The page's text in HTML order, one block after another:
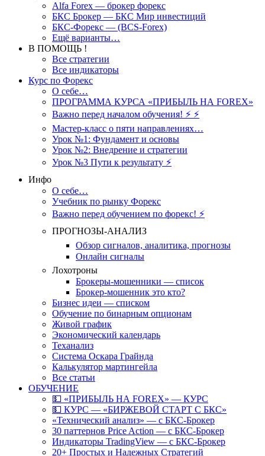
Alfa Forex — брокер форекс
БКС Брокер — БКС Мир инвестиций
БКС-Форекс — (BCS-Forex)
Ещё варианты…
В ПОМОЩЬ !
Все стратегии
Все индикаторы
Курс по Форекс
О себе…
ПРОГРАММА КУРСА «ПРИБЫЛЬ НА FOREX»
Важно перед началом обучения! ⚡ ⚡
Мастер-класс о пяти направлениях…
Урок №1: Фундамент и основы
Урок №2: Внедрение и стратегии
Урок №3 Пути к результату ⚡️
Инфо
О себе…
Учебник по рынку Форекс
Важно перед обучением по форекс! ⚡
ПРОГНОЗЫ-АНАЛИЗ
Обзор сигналов, аналитика, прогнозы
Онлайн сигналы
Лохотроны
Брокеры-мошенники — список
Брокер-мошенник это кто?
Бизнес идеи — списком
Обучение по бинарным опционам
Живой график
Экономический календарь
Теханализ
Система Оскара Грайнда
Калькулятор мартингейла
Все статьи
ОБУЧЕНИЕ
💵 «ПРИБЫЛЬ НА FOREX» — КУРС
💵 КУРС — «БИРЖЕВОЙ СТАРТ С БКС»
«Технический анализ» — с БКС-Брокер
30 паттернов Price Action — с БКС-Брокер
Индикаторы TradingView — с БКС-Брокер
20+ Простых и Надежных Стратегий